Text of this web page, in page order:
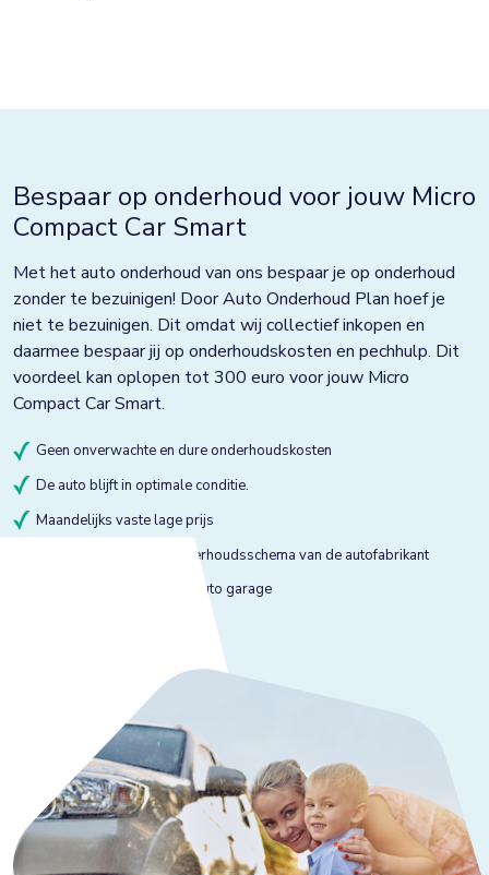
Bespaar op onderhoud voor jouw Micro
Compact Car Smart
Met het auto onderhoud van ons bespaar je op onderhoud
zonder te bezuinigen! Door Auto Onderhoud Plan hoef je
niet te bezuinigen. Dit omdat wij collectief inkopen en
daarmee bespaar jij op onderhoudskosten en pechhulp. Dit
voordeel kan oplopen tot 300 euro voor jouw Micro
Compact Car Smart.
Geen onverwachte en dure onderhoudskosten
De auto blijft in optimale conditie.
Maandelijks vaste lage prijs
Onderhoud volgens onderhoudsschema van de autofabrikant
Onderhoud bij gekeurde auto garage